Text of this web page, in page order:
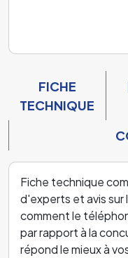
FICHE
TECHNIQUE
Fiche technique
d'experts et avis sur
comment le
par rapport à la
répond le mieux à